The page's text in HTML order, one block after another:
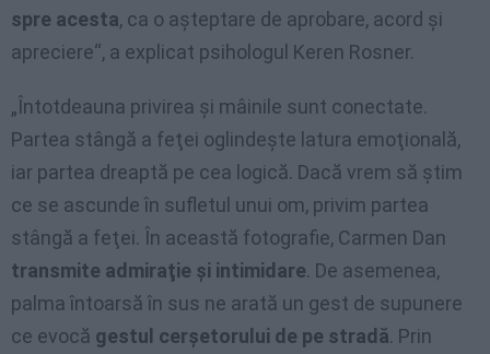
spre acesta, ca o aşteptare de aprobare, acord şi
apreciere“, a explicat psihologul Keren Rosner.
„Întotdeauna privirea şi mâinile sunt conectate.
Partea stângă a feţei oglindeşte latura emoţională,
iar partea dreaptă pe cea logică. Dacă vrem să ştim
ce se ascunde în sufletul unui om, privim partea
stângă a feţei. În această fotografie, Carmen Dan
transmite admiraţie şi intimidare. De asemenea,
palma întoarsă în sus ne arată un gest de supunere
ce evocă gestul cerşetorului de pe stradă. Prin